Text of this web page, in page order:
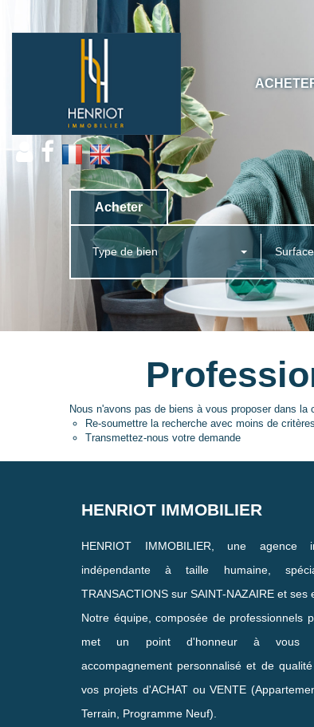
Acheter
Type de bien
Nous n'avons pas de biens à vous proposer dans
Re-soumettre la recherche avec moins de
Transmettez-nous votre demande
HENRIOT IMMOBILIER
HENRIOT IMMOBILIER, une agence
indépendante à taille humaine,
TRANSACTIONS sur SAINT-NAZAIRE et ses
Notre équipe, composée de professionnels
met un point d'honneur à vous
accompagnement personnalisé et de
vos projets d'ACHAT ou VENTE
Terrain, Programme Neuf).